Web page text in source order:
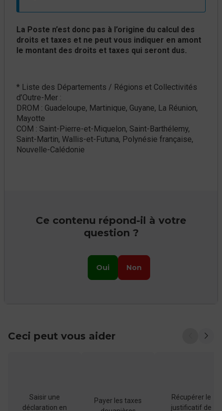
La Poste n’est donc pas à l’origine du calcul des
droits et taxes et ne peut vous indiquer en amont
le montant des droits et taxes qui seront dus.
* Liste des Départements / Régions et Collectivités
d’Outre-Mer :
DROM : Guadeloupe, Martinique, Guyane, La Réunion,
Mayotte
COM : Saint-Pierre-et-Miquelon, Saint-Barthélemy,
Saint-Martin, Wallis-et-Futuna, Polynésie française,
Nouvelle-Calédonie
Ce contenu répond-il à votre
question ?
Oui Non
Ceci peut vous aider
Saisir une
déclaration en
Payer les taxes
Récupérer le
justificatif de